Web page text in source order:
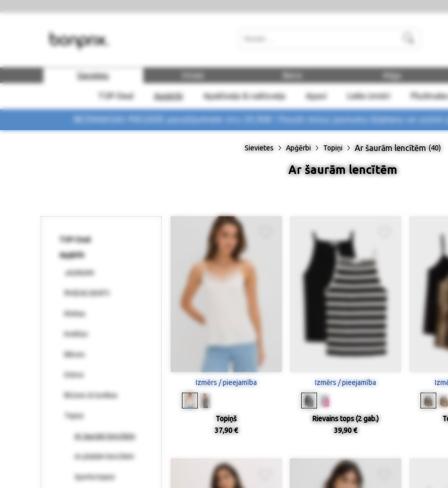
Sievietes
TOP-Deal Apģērbi Apakšveļa & naktsveļa Apavi Lielie izmēri
Vīrieši Māja
BEZMAKSAS PIEGĀDE pasūtījumiem virs 29,90€ ! Pasūti mūsu jaunumu biļetenu un
Sievietes Apģērbi Topiņi Ar šaurām lencītēm (40)
Ar šaurām lencītēm
TOP-Deal
Apģērbi
JAUNUMI
ĪPAŠI IECIENĪTI
Kleitas
Krekliņi
Bikses
Džinsi
Blūzes & tunikas
Topiņi
Ar šaurām lencītēm
Ar platām lencītēm
Sporta topiņi
Izmērs / pieejamība
Topiņš
37,90 €
Izmērs / pieejamība
Rievains tops (2 gab.)
39,90 €